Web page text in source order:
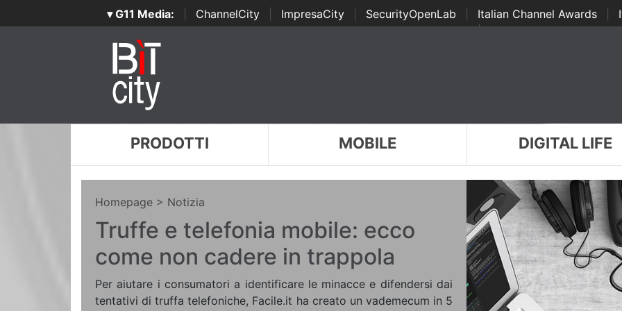
▾ G11 Media: ChannelCity ImpresaCity SecurityOpenLab Italian Channel Awards
Awards | ...
PRODOTTI MOBILE DIGITAL LIFE
Homepage > Notizia
Truffe e telefonia mobile: ecco
come non cadere in trappola
Per aiutare i consumatori a identificare le minacce e difendersi dai
tentativi di truffa telefoniche, Facile.it ha creato un vademecum in 5